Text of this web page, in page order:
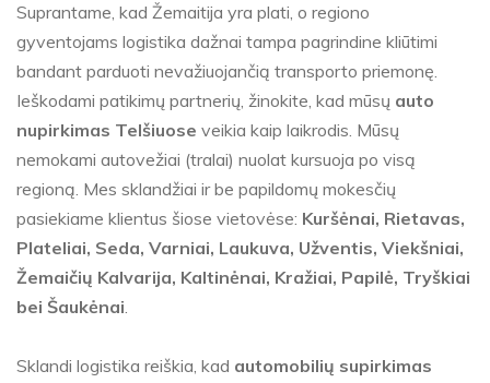
Suprantame, kad Žemaitija yra plati, o regiono
gyventojams logistika dažnai tampa pagrindine kliūtimi
bandant parduoti nevažiuojančią transporto priemonę.
Ieškodami patikimų partnerių, žinokite, kad mūsų auto
nupirkimas Telšiuose veikia kaip laikrodis. Mūsų
nemokami autovežiai (tralai) nuolat kursuoja po visą
regioną. Mes sklandžiai ir be papildomų mokesčių
pasiekiame klientus šiose vietovėse: Kuršėnai, Rietavas,
Plateliai, Seda, Varniai, Laukuva, Užventis, Viekšniai,
Žemaičių Kalvarija, Kaltinėnai, Kražiai, Papilė, Tryškiai
bei Šaukėnai.
Sklandi logistika reiškia, kad automobilių supirkimas